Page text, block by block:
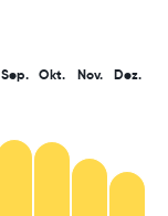
Sep. Okt. Nov. Dez.